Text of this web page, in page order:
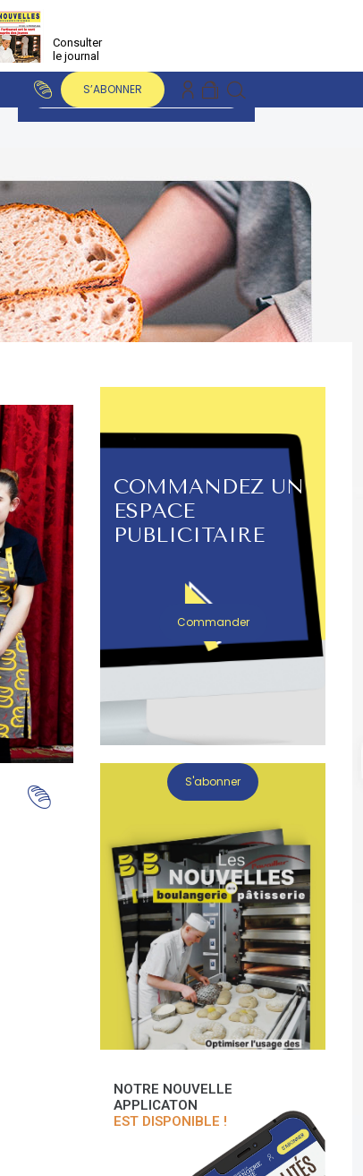
Consulter
le journal
S’ABONNER
COMMANDEZ UN
ESPACE
PUBLICITAIRE
Commander
S'abonner
NOTRE NOUVELLE
APPLICATON
EST DISPONIBLE !